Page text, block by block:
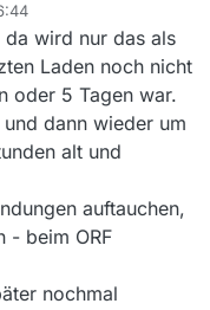
dieser Folge von
sie als einzige als
sie vor drei
nicht zu finden.
ja, dass sie in
war, zum anderen
12:xx, der 14.xx als
Liste enthalten.
sich meines
denn in der letzten
schon von
enthalten.
wird nur das als
Laden noch nicht
oder 5 Tagen war.
dann wieder um
alt und
auftauchen,
- beim ORF
nochmal